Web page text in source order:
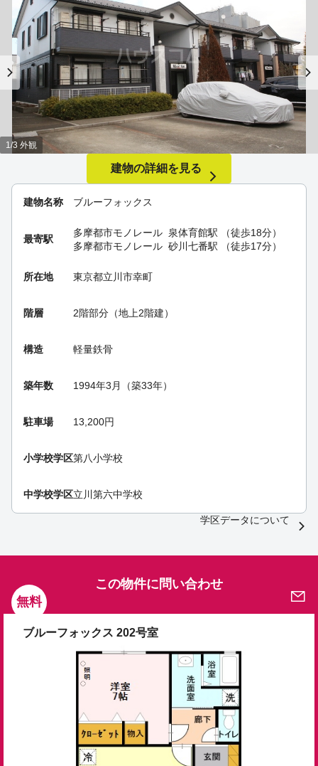
建物名称 ブルーフォックス
最寄駅
多摩都市モノレール 泉体育館駅 （徒歩18分）
多摩都市モノレール 砂川七番駅 （徒歩17分）
所在地 東京都立川市幸町
階層 2階部分（地上2階建）
構造 軽量鉄骨
築年数 1994年3月（築33年）
駐車場 13,200円
小学校学区第八小学校
中学校学区立川第六中学校
1/3 外観
建物の詳細を見る
学区データについて
無料
この物件に問い合わせ
ブルーフォックス 202号室